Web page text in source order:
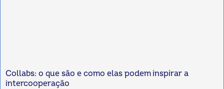
Collabs: o que são e como elas podem inspirar a
intercooperação